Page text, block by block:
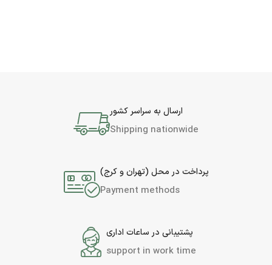
ارسال به سراسر کشور
Shipping nationwide
پرداخت در محل (تهران و کرج)
Payment methods
پشتیبانی در ساعات اداری
support in work time